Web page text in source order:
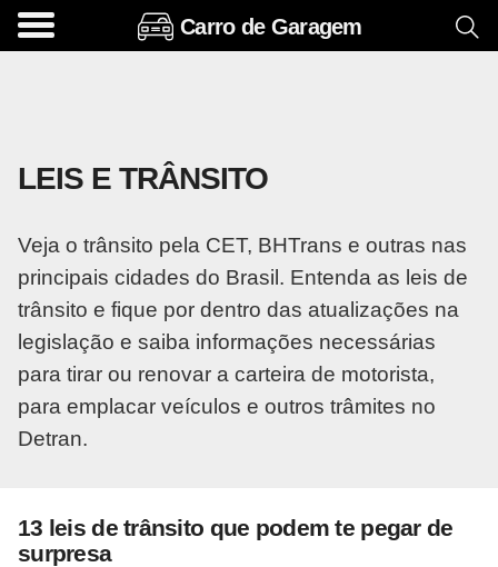
Carro de Garagem
LEIS E TRÂNSITO
Veja o trânsito pela CET, BHTrans e outras nas
principais cidades do Brasil. Entenda as leis de
trânsito e fique por dentro das atualizações na
legislação e saiba informações necessárias
para tirar ou renovar a carteira de motorista,
para emplacar veículos e outros trâmites no
Detran.
13 leis de trânsito que podem te pegar de
surpresa
A
s
r
i
o
s
e
o
p
o